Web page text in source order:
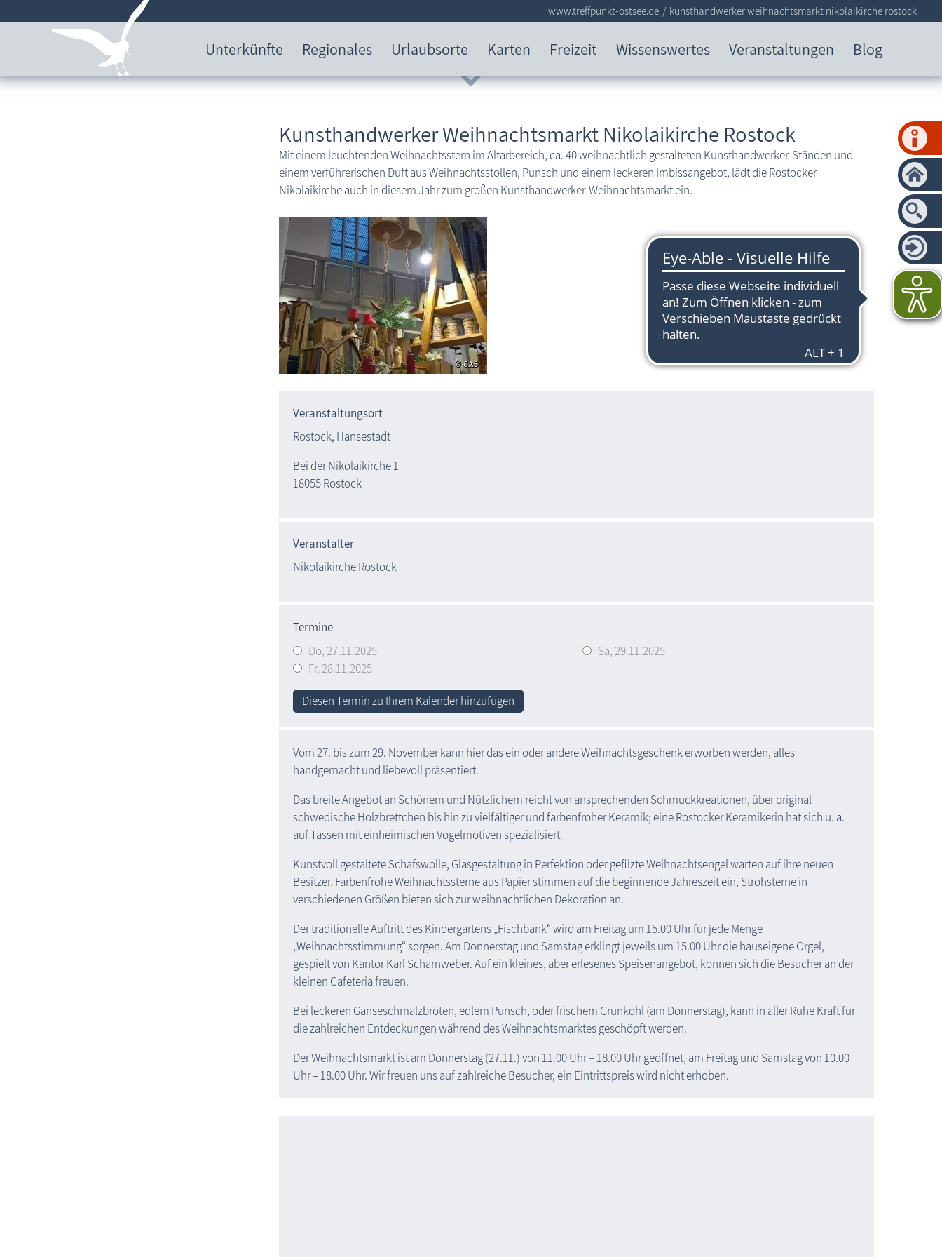
Unterkünfte Regionales Urlaubsorte Karten Freizeit Wissenswertes Veranstaltungen Blog
www.treffpunkt-ostsee.de kunsthandwerker weihnachtsmarkt nikolaikirche rostock
Kunsthandwerker Weihnachtsmarkt Nikolaikirche Rostock
Mit einem leuchtenden Weihnachtsstern im Altarbereich, ca. 40 weihnachtlich gestalteten Kunsthandwerker-Ständen und
einem verführerischen Duft aus Weihnachtsstollen, Punsch und einem leckeren Imbissangebot, lädt die Rostocker
Nikolaikirche auch in diesem Jahr zum großen Kunsthandwerker-Weihnachtsmarkt ein.
Veranstaltungsort
Rostock, Hansestadt
Bei der Nikolaikirche 1
18055 Rostock
Veranstalter
Nikolaikirche Rostock
Termine
Do, 27.11.2025
Fr, 28.11.2025
Sa, 29.11.2025
Diesen Termin zu Ihrem Kalender hinzufügen
Vom 27. bis zum 29. November kann hier das ein oder andere Weihnachtsgeschenk erworben werden, alles
handgemacht und liebevoll präsentiert.
Das breite Angebot an Schönem und Nützlichem reicht von ansprechenden Schmuckkreationen, über original
schwedische Holzbrettchen bis hin zu vielfältiger und farbenfroher Keramik; eine Rostocker Keramikerin hat sich u. a.
auf Tassen mit einheimischen Vogelmotiven spezialisiert.
Kunstvoll gestaltete Schafswolle, Glasgestaltung in Perfektion oder gefilzte Weihnachtsengel warten auf ihre neuen
Besitzer. Farbenfrohe Weihnachtssterne aus Papier stimmen auf die beginnende Jahreszeit ein, Strohsterne in
verschiedenen Größen bieten sich zur weihnachtlichen Dekoration an.
Der traditionelle Auftritt des Kindergartens „Fischbank“ wird am Freitag um 15.00 Uhr für jede Menge
„Weihnachtsstimmung“ sorgen. Am Donnerstag und Samstag erklingt jeweils um 15.00 Uhr die hauseigene Orgel,
gespielt von Kantor Karl Scharnweber. Auf ein kleines, aber erlesenes Speisenangebot, können sich die Besucher an der
kleinen Cafeteria freuen.
Bei leckeren Gänseschmalzbroten, edlem Punsch, oder frischem Grünkohl (am Donnerstag), kann in aller Ruhe Kraft für
die zahlreichen Entdeckungen während des Weihnachtsmarktes geschöpft werden.
Der Weihnachtsmarkt ist am Donnerstag (27.11.) von 11.00 Uhr – 18.00 Uhr geöffnet, am Freitag und Samstag von 10.00
Uhr – 18.00 Uhr. Wir freuen uns auf zahlreiche Besucher, ein Eintrittspreis wird nicht erhoben.